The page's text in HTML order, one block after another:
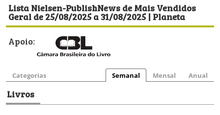
Lista Nielsen-PublishNews de Mais Vendidos
Geral de 25/08/2025 a 31/08/2025 | Planeta
Apoio:
Categorias Semanal Mensal Anual
Livros